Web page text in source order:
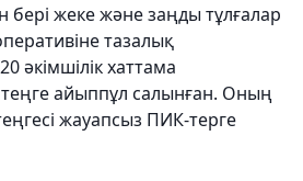
жеке және заңды тұлғалар
тазалық
әкімшілік хаттама
айыппұл салынған. Оның
жауапсыз ПИК-терге